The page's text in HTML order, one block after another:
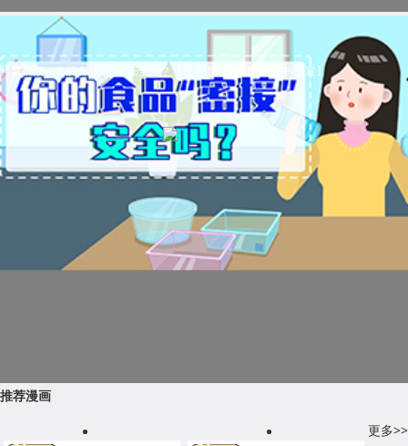
科普视频：你的食品“密接”安全吗？【北京市疾病预防控制中心 宣】
推荐漫画
更多>>